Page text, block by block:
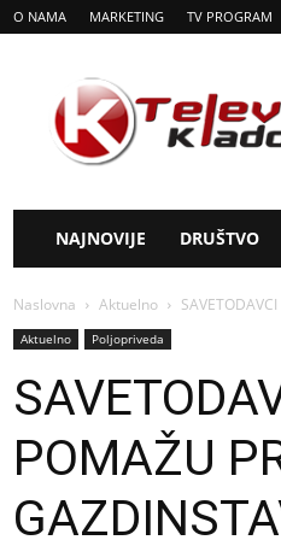
O NAMA MARKETING TV PROGRAM
Tv
Kladovo
NAJNOVIJE DRUŠTVO
Naslovna Aktuelno
Aktuelno Poljopriveda
POMAŽU